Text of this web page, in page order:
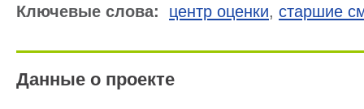
Ключевые слова: центр оценки, старшие
Данные о проекте